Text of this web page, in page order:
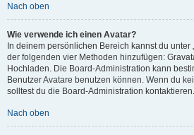
Nach oben
Wie verwende ich einen Avatar?
In deinem persönlichen Bereich kannst du unter
der folgenden vier Methoden hinzufügen:
Hochladen. Die Board-Administration kann
Benutzer Avatare benutzen können. Wenn du
solltest du die Board-Administration kontaktieren.
Nach oben